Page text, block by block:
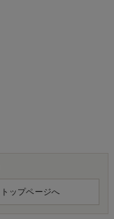
トップページへ